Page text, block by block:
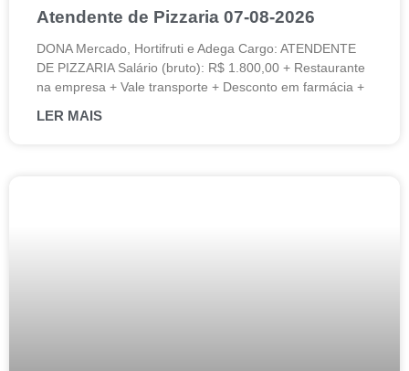
Atendente de Pizzaria 07-08-2026
DONA Mercado, Hortifruti e Adega Cargo: ATENDENTE
DE PIZZARIA Salário (bruto): R$ 1.800,00 + Restaurante
na empresa + Vale transporte + Desconto em farmácia +
LER MAIS